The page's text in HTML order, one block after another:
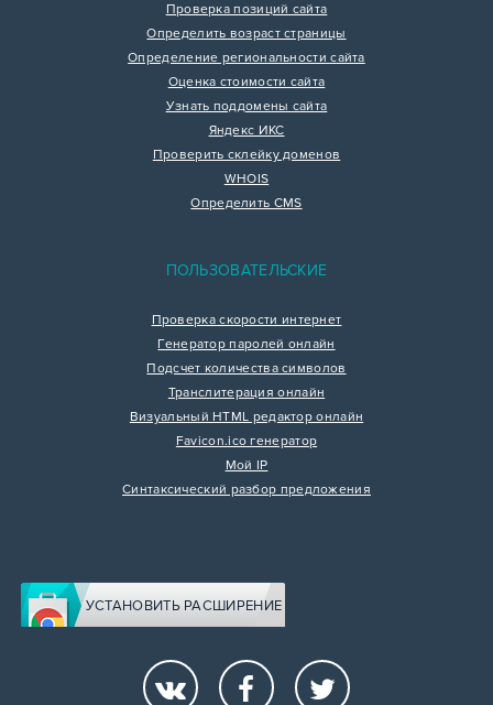
Проверка позиций сайта
Определить возраст страницы
Определение региональности сайта
Оценка стоимости сайта
Узнать поддомены сайта
Яндекс ИКС
Проверить склейку доменов
WHOIS
Определить CMS
ПОЛЬЗОВАТЕЛЬСКИЕ
Проверка скорости интернет
Генератор паролей онлайн
Подсчет количества символов
Транслитерация онлайн
Визуальный HTML редактор онлайн
Favicon.ico генератор
Мой IP
Синтаксический разбор предложения
УСТАНОВИТЬ РАСШИРЕНИЕ